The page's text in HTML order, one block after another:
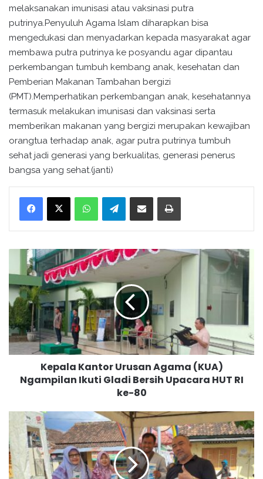
melaksanakan imunisasi atau vaksinasi putra
putrinya.Penyuluh Agama Islam diharapkan bisa
mengedukasi dan menyadarkan kepada masyarakat agar
membawa putra putrinya ke posyandu agar dipantau
perkembangan tumbuh kembang anak, kesehatan dan
Pemberian Makanan Tambahan bergizi
(PMT).Memperhatikan perkembangan anak, kesehatannya
termasuk melakukan imunisasi dan vaksinasi serta
memberikan makanan yang bergizi merupakan kewajiban
orangtua terhadap anak, agar putra putrinya tumbuh
sehat jadi generasi yang berkualitas, generasi penerus
bangsa yang sehat.(janti)
WhatsApp Telegram
a
l
a
K
a
n
s
a
n
Kepala Kantor Urusan Agama (KUA)
Ngampilan Ikuti Gladi Bersih Upacara HUT RI
ke-80
n
g
u